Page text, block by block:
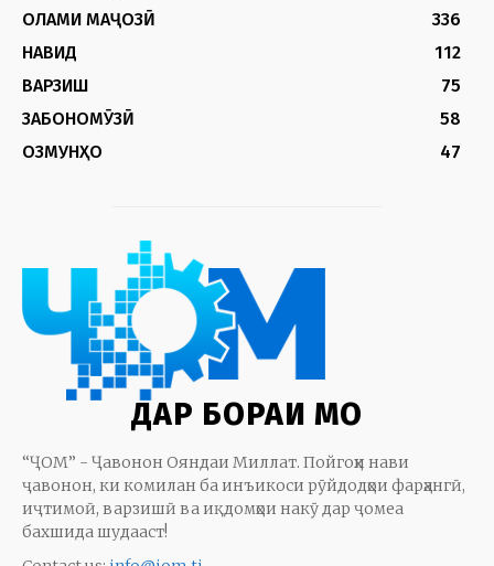
ОЛАМИ МАҶОЗӢ
336
НАВИД
112
ВАРЗИШ
75
ЗАБОНОМӮЗӢ
58
ОЗМУНҲО
47
ДАР БОРАИ МО
“ҶОМ” - Ҷавонон Ояндаи Миллат. Пойгоҳи нави
ҷавонон, ки комилан ба инъикоси рӯйдодҳои фарҳангӣ,
иҷтимоӣ, варзишӣ ва иқдомҳои накӯ дар ҷомеа
бахшида шудааст!